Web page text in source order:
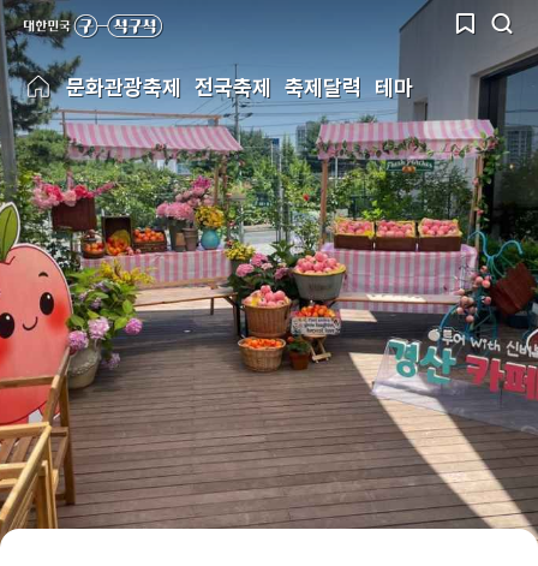
문화관광축제 전국축제 축제달력 테마